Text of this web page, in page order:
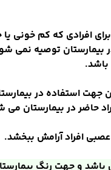
افرادی که کم خونی
توصیه نمی
.
استفاده در
حاضر در بیمارستان
افراد آرامش ببخشد.
و جهت رنگ